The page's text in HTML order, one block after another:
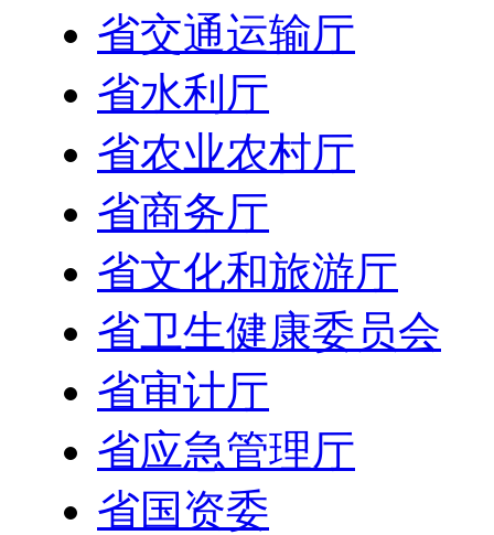
省交通运输厅
省水利厅
省农业农村厅
省商务厅
省文化和旅游厅
省卫生健康委员会
省审计厅
省应急管理厅
省国资委